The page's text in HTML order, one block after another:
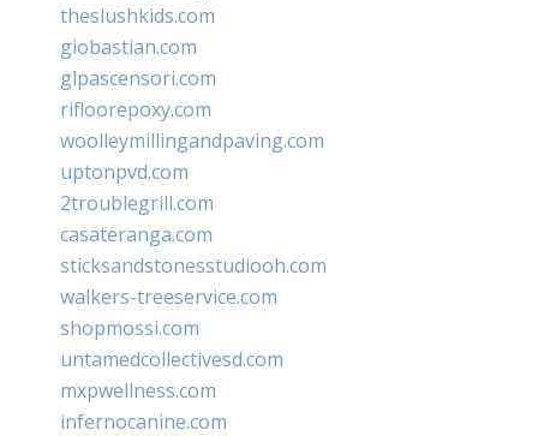
theslushkids.com
giobastian.com
glpascensori.com
rifloorepoxy.com
woolleymillingandpaving.com
uptonpvd.com
2troublegrill.com
casateranga.com
sticksandstonesstudiooh.com
walkers-treeservice.com
shopmossi.com
untamedcollectivesd.com
mxpwellness.com
infernocanine.com